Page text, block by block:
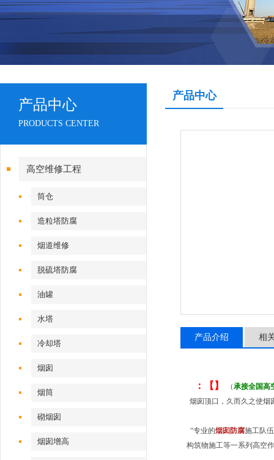
产品中心
PRODUCTS CENTER
高空维修工程
筒仓
造粒塔防腐
烟道维修
脱硫塔防腐
油罐
水塔
冷却塔
烟囱
烟筒
砌烟囱
烟囱增高
产品中心
产品介绍 相
：【】 （承接全国高
烟囱顶口，久而久之使烟
“专业的烟囱防腐施工队
构筑物施工等一系列高空